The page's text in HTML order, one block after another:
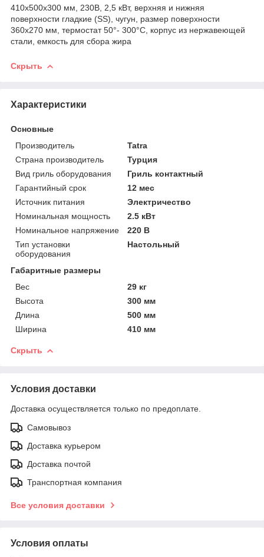
410х500х300 мм, 230В, 2,5 кВт, верхняя и нижняя
поверхности гладкие (SS), чугун, размер поверхности
360х270 мм, термостат 50°- 300°C, корпус из нержавеющей
стали, емкость для сбора жира
Скрыть
Характеристики
Основные
Производитель
Tatra
Страна производитель
Турция
Вид гриль оборудования
Гриль контактный
Гарантийный срок
12 мес
Источник питания
Электричество
Номинальная мощность
2.5 кВт
Номинальное напряжение
220 В
Тип установки
оборудования
Настольный
Габаритные размеры
Вес
29 кг
Высота
300 мм
Длина
500 мм
Ширина
410 мм
Скрыть
Условия доставки
Доставка осуществляется только по предоплате.
Самовывоз
Доставка курьером
Доставка почтой
Транспортная компания
Все условия доставки
Условия оплаты